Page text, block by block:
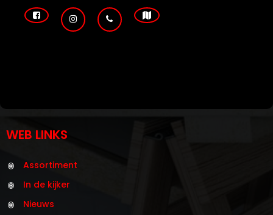
WEB LINKS
Assortiment
In de kijker
Nieuws